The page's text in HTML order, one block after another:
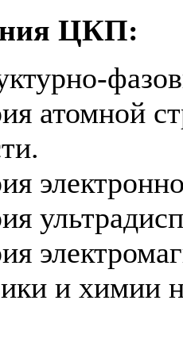
ЦКП:
атомной
и химии